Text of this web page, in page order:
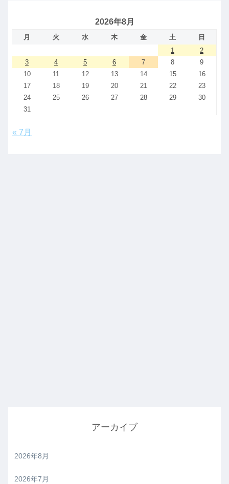
2026年8月
月 火 水 木 金 土
日
1
2
3
4 5 6 7 8
9
10
11 12 13 14 15
16
17
18 19 20 21 22
23
24
25 26 27 28 29
30
31
« 7月
アーカイブ
2026年8月
2026年7月